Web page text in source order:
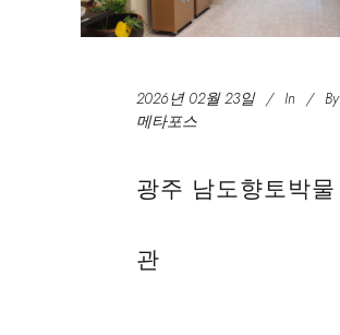
2026년 02월 23일 In
By
메타포스
광주 남도향토박물
관